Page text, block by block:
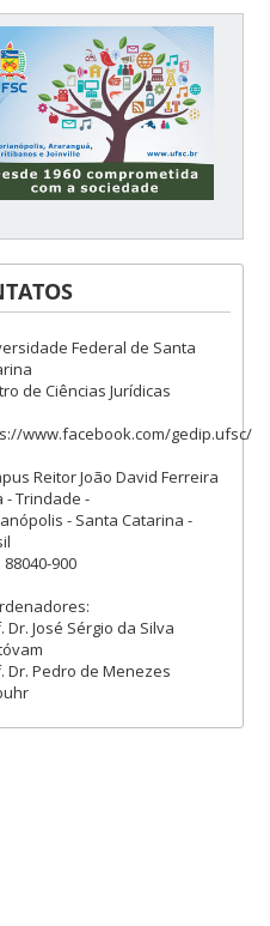
Federal de Santa
de Ciências Jurídicas
www.facebook.com/gedip.ufsc/
Reitor João David Ferreira
- Trindade -
- Santa Catarina -
88040-900
Dr. José Sérgio da Silva
Dr. Pedro de Menezes